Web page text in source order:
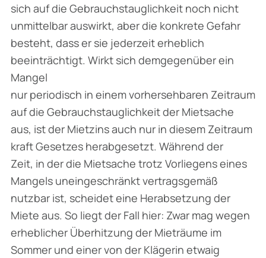
sich auf die Gebrauchstauglichkeit noch nicht
unmittelbar auswirkt, aber die konkrete Gefahr
besteht, dass er sie jederzeit erheblich
beeinträchtigt. Wirkt sich demgegenüber ein
Mangel
nur periodisch in einem vorhersehbaren Zeitraum
auf die Gebrauchstauglichkeit der Mietsache
aus, ist der Mietzins auch nur in diesem Zeitraum
kraft Gesetzes herabgesetzt. Während der
Zeit, in der die Mietsache trotz Vorliegens eines
Mangels uneingeschränkt vertragsgemäß
nutzbar ist, scheidet eine Herabsetzung der
Miete aus. So liegt der Fall hier: Zwar mag wegen
erheblicher Überhitzung der Mieträume im
Sommer und einer von der Klägerin etwaig